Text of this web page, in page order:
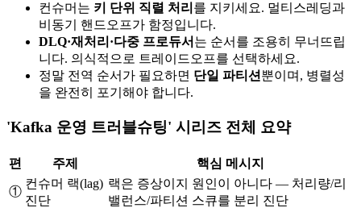
컨슈머는 키 단위 직렬 처리 를 지키세요. 멀티스레딩과
비동기 핸드오프가 함정입니다.
DLQ·재처리·다중 프로듀서 는 순서를 조용히 무너뜨립
니다. 의식적으로 트레이드오프를 선택하세요.
정말 전역 순서가 필요하면 단일 파티션 뿐이며, 병렬성
을 완전히 포기해야 합니다.
'Kafka 운영 트러블슈팅' 시리즈 전체 요약
편 주제 핵심 메시지
①
컨슈머 랙(lag)
진단
랙은 증상이지 원인이 아니다 — 처리량/리
밸런스/파티션 스큐를 분리 진단